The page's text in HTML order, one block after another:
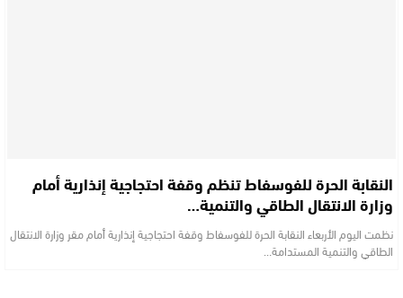
النقابة الحرة للفوسفاط تنظم وقفة احتجاجية إنذارية أمام
وزارة الانتقال الطاقي والتنمية…
نظمت اليوم الأربعاء النقابة الحرة للفوسفاط وقفة احتجاجية إنذارية أمام مقر وزارة الانتقال
الطاقي والتنمية المستدامة…